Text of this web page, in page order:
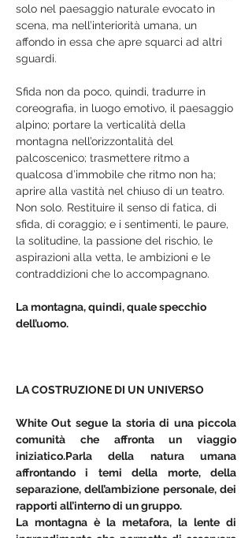
solo nel paesaggio naturale evocato in
scena, ma nell’interiorità umana, un
affondo in essa che apre squarci ad altri
sguardi.
Sfida non da poco, quindi, tradurre in
coreografia, in luogo emotivo, il paesaggio
alpino; portare la verticalità della
montagna nell’orizzontalità del
palcoscenico; trasmettere ritmo a
qualcosa d’immobile che ritmo non ha;
aprire alla vastità nel chiuso di un teatro.
Non solo. Restituire il senso di fatica, di
sfida, di coraggio; e i sentimenti, le paure,
la solitudine, la passione del rischio, le
aspirazioni alla vetta, le ambizioni e le
contraddizioni che lo accompagnano.
La montagna, quindi, quale specchio
dell’uomo.
LA COSTRUZIONE DI UN UNIVERSO
White Out segue la storia di una piccola
comunità che affronta un viaggio
iniziatico.Parla della natura umana
affrontando i temi della morte, della
separazione, dell’ambizione personale, dei
rapporti all’interno di un gruppo.
La montagna è la metafora, la lente di